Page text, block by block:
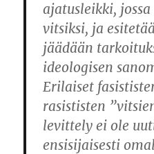
ajatusleikki,
vitsiksi, ja
jäädään
ideologisen
Erilaiset
rasististen
levittely ei ole
ensisijaisesti